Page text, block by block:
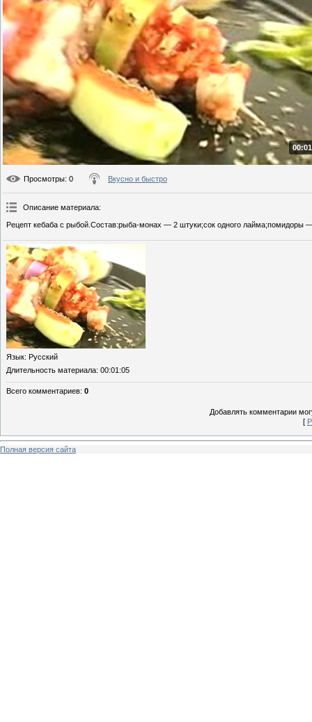
Просмотры: 0 Вкусно и быстро
Описание материала:
Рецепт кебаба с рыбой.Состав:рыба-монах — 2 штуки;сок одного
Язык: Русский
Длительность материала: 00:01:05
Всего комментариев: 0
Добавлять комментарии
[
Полная версия сайта